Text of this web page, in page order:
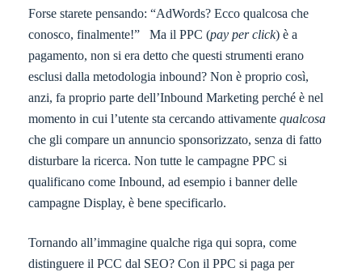
Forse starete pensando: “AdWords? Ecco qualcosa che
conosco, finalmente!” Ma il PPC (pay per click) è a
pagamento, non si era detto che questi strumenti erano
esclusi dalla metodologia inbound? Non è proprio così,
anzi, fa proprio parte dell’Inbound Marketing perché è nel
momento in cui l’utente sta cercando attivamente qualcosa
che gli compare un annuncio sponsorizzato, senza di fatto
disturbare la ricerca. Non tutte le campagne PPC si
qualificano come Inbound, ad esempio i banner delle
campagne Display, è bene specificarlo.
Tornando all’immagine qualche riga qui sopra, come
distinguere il PCC dal SEO? Con il PPC si paga per